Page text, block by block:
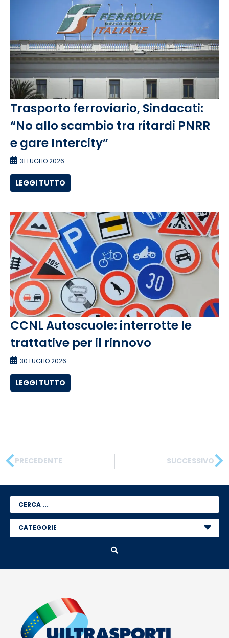
Trasporto ferroviario, Sindacati:
“No allo scambio tra ritardi PNRR
e gare Intercity”
31 LUGLIO 2026
LEGGI TUTTO
CCNL Autoscuole: interrotte le
trattative per il rinnovo
30 LUGLIO 2026
LEGGI TUTTO
PRECEDENTE SUCCESSIVO